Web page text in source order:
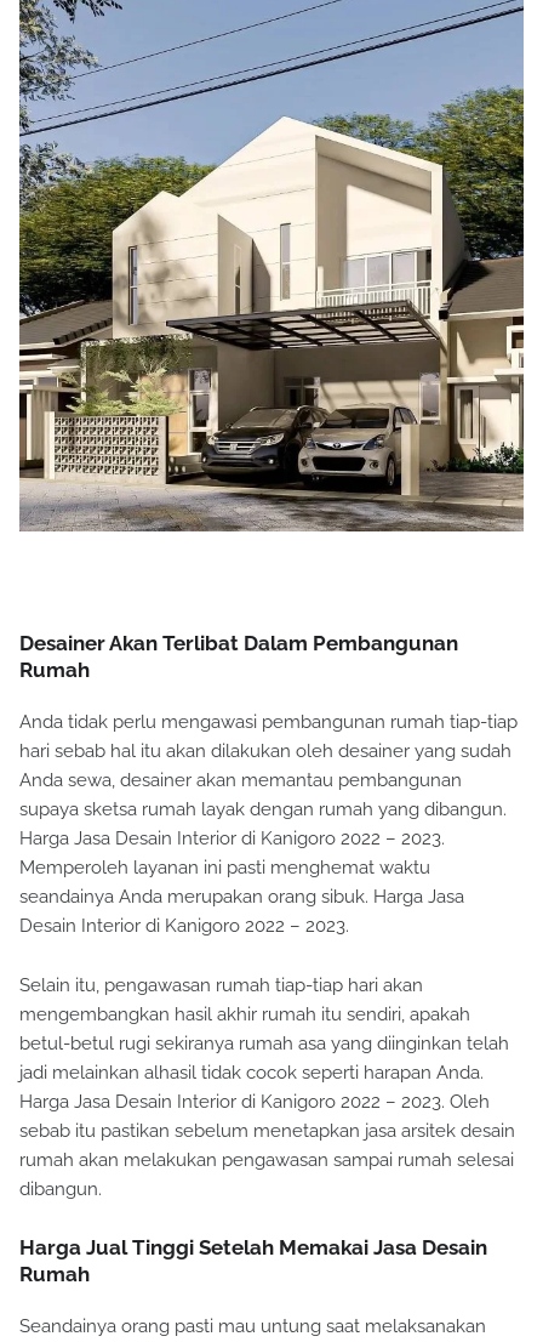
Desainer Akan Terlibat Dalam Pembangunan
Rumah
Anda tidak perlu mengawasi pembangunan rumah tiap-tiap
hari sebab hal itu akan dilakukan oleh desainer yang sudah
Anda sewa, desainer akan memantau pembangunan
supaya sketsa rumah layak dengan rumah yang dibangun.
Harga Jasa Desain Interior di Kanigoro 2022 – 2023.
Memperoleh layanan ini pasti menghemat waktu
seandainya Anda merupakan orang sibuk. Harga Jasa
Desain Interior di Kanigoro 2022 – 2023.
Selain itu, pengawasan rumah tiap-tiap hari akan
mengembangkan hasil akhir rumah itu sendiri, apakah
betul-betul rugi sekiranya rumah asa yang diinginkan telah
jadi melainkan alhasil tidak cocok seperti harapan Anda.
Harga Jasa Desain Interior di Kanigoro 2022 – 2023. Oleh
sebab itu pastikan sebelum menetapkan jasa arsitek desain
rumah akan melakukan pengawasan sampai rumah selesai
dibangun.
Harga Jual Tinggi Setelah Memakai Jasa Desain
Rumah
Seandainya orang pasti mau untung saat melaksanakan